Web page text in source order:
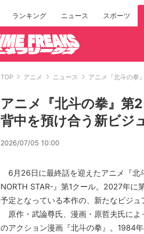
ランキング ニュース スポーツ
TOP アニメ ニュース アニメ『北斗の拳
アニメ『北斗の拳』第
背中を預け合う新ビジ
2026/07/05 10:00
6月26日に最終話を迎えたアニメ『北
NORTH STAR-』第1クール。2027年に
予定となっている本作の、新たなビジュ
原作・武論尊氏、漫画・原哲夫氏によ
のアクション漫画『北斗の拳』。1984